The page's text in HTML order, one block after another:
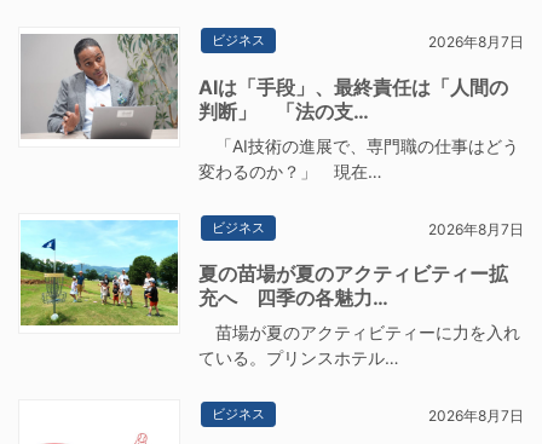
ビジネス 2026年8月7日
AIは「手段」、最終責任は「人間の
判断」 「法の支…
「AI技術の進展で、専門職の仕事はどう
変わるのか？」 現在…
ビジネス 2026年8月7日
夏の苗場が夏のアクティビティー拡
充へ 四季の各魅力…
苗場が夏のアクティビティーに力を入れ
ている。プリンスホテル…
ビジネス 2026年8月7日